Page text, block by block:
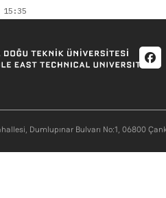
Dumlupınar Bulvarı No:1, 06800